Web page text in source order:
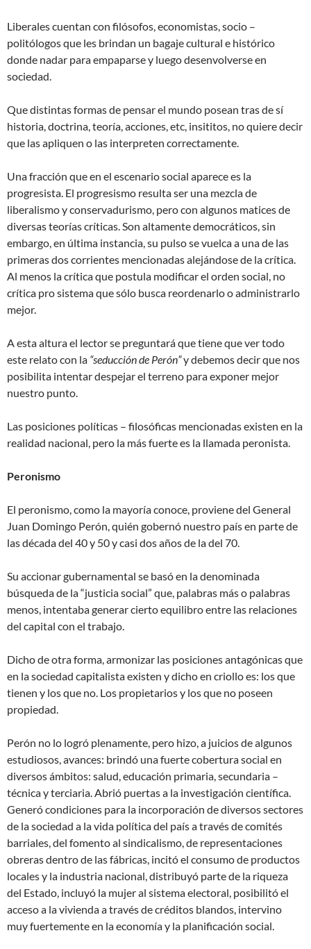
Liberales cuentan con filósofos, economistas, socio –
politólogos que les brindan un bagaje cultural e histórico
donde nadar para empaparse y luego desenvolverse en
sociedad.
Que distintas formas de pensar el mundo posean tras de sí
historia, doctrina, teoría, acciones, etc, insititos, no quiere decir
que las apliquen o las interpreten correctamente.
Una fracción que en el escenario social aparece es la
progresista. El progresismo resulta ser una mezcla de
liberalismo y conservadurismo, pero con algunos matices de
diversas teorías críticas. Son altamente democráticos, sin
embargo, en última instancia, su pulso se vuelca a una de las
primeras dos corrientes mencionadas alejándose de la crítica.
Al menos la crítica que postula modificar el orden social, no
crítica pro sistema que sólo busca reordenarlo o administrarlo
mejor.
A esta altura el lector se preguntará que tiene que ver todo
este relato con la “seducción de Perón”y debemos decir que nos
posibilita intentar despejar el terreno para exponer mejor
nuestro punto.
Las posiciones políticas – filosóficas mencionadas existen en la
realidad nacional, pero la más fuerte es la llamada peronista.
Peronismo
El peronismo, como la mayoría conoce, proviene del General
Juan Domingo Perón, quién gobernó nuestro país en parte de
las década del 40 y 50 y casi dos años de la del 70.
Su accionar gubernamental se basó en la denominada
búsqueda de la “justicia social” que, palabras más o palabras
menos, intentaba generar cierto equilibro entre las relaciones
del capital con el trabajo.
Dicho de otra forma, armonizar las posiciones antagónicas que
en la sociedad capitalista existen y dicho en criollo es: los que
tienen y los que no. Los propietarios y los que no poseen
propiedad.
Perón no lo logró plenamente, pero hizo, a juicios de algunos
estudiosos, avances: brindó una fuerte cobertura social en
diversos ámbitos: salud, educación primaria, secundaria –
técnica y terciaria. Abrió puertas a la investigación científica.
Generó condiciones para la incorporación de diversos sectores
de la sociedad a la vida política del país a través de comités
barriales, del fomento al sindicalismo, de representaciones
obreras dentro de las fábricas, incitó el consumo de productos
locales y la industria nacional, distribuyó parte de la riqueza
del Estado, incluyó la mujer al sistema electoral, posibilitó el
acceso a la vivienda a través de créditos blandos, intervino
muy fuertemente en la economía y la planificación social.